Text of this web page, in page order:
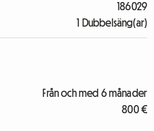
186029
1 Dubbelsäng(ar)
Från och med 6 månader
800 €